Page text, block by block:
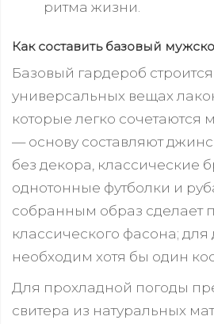
ритма жизни.
Как составить базовый
Базовый гардероб
универсальных вещах
которые легко сочетаются
— основу составляют
без декора, классические
однотонные футболки и
собранным образ сделает
классического фасона;
необходим хотя бы один
Для прохладной погоды
свитера из натуральных